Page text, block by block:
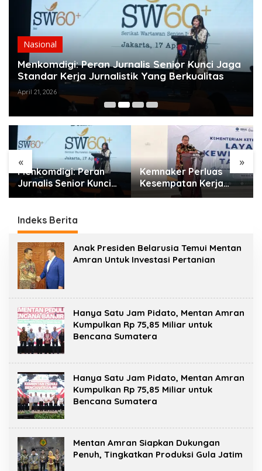
Nasional
Menkomdigi: Peran Jurnalis Senior Kunci Jaga
Standar Kerja Jurnalistik Yang Berkualitas
April 21, 2026
« »
Menkomdigi: Peran
Jurnalis Senior Kunci
Jaga Standar Kerja
Berkualitas
Kemnaker Perluas
Kesempatan Kerja
Disabilitas lewat
Indeks Berita
m
a
r
g
o
s
t
Anak Presiden Belarusia Temui Mentan
Amran Untuk Investasi Pertanian
Hanya Satu Jam Pidato, Mentan Amran
Kumpulkan Rp 75,85 Miliar untuk
Bencana Sumatera
Hanya Satu Jam Pidato, Mentan Amran
Kumpulkan Rp 75,85 Miliar untuk
Bencana Sumatera
Mentan Amran Siapkan Dukungan
Penuh, Tingkatkan Produksi Gula Jatim